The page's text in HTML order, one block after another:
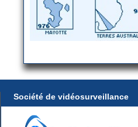
Société de vidéosurveillance